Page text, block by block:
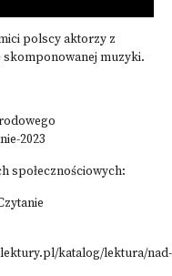
polscy aktorzy z
skomponowanej muzyki.
2023
społecznościowych:
katalog/lektura/nad-